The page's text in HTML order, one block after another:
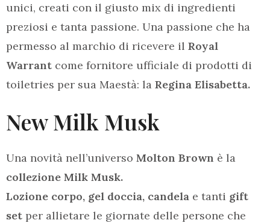
unici, creati con il giusto mix di ingredienti
preziosi e tanta passione. Una passione che ha
permesso al marchio di ricevere il Royal
Warrant come fornitore ufficiale di prodotti di
toiletries per sua Maestà: la Regina Elisabetta.
New Milk Musk
Una novità nell’universo Molton Brown è la
collezione Milk Musk.
Lozione corpo, gel doccia, candela e tanti gift
set per allietare le giornate delle persone che